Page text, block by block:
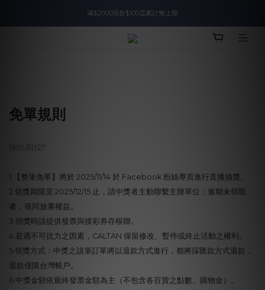
入會即領$888購物金🙌
滿$2000現折$100👏累計無上限
入會即領$888購物金🙌
免單規則
抽出四位!!
1.【整筆免單】將於 2025/11/14 於 Facebook 粉絲專頁進行直播抽獎。
2.領獎期限至 2025/12/15 止，請中獎者主動聯繫主辦單位；逾期未領取
者，視同放棄權益。
3.領獎時請提供發票與摸彩券存根聯。
4.若遇不可抗力之因素，CALTAN 保留修改、暫停或終止活動之權利。
5.領獎方式：中獎之該筆訂單將以退款方式進行，都將採匯款方式退款，
退款僅限台灣帳戶。
6.中獎金額依最終發票金額為主（不包含各百貨之點數、購物金）。